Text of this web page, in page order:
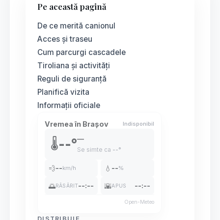
Pe această pagină
De ce merită canionul
Acces și traseu
Cum parcurgi cascadele
Tiroliana și activități
Reguli de siguranță
Planifică vizita
Informații oficiale
Vremea în Brașov Indisponibil
🌡️--°—
Se simte ca --°
💨--km/h 💧 --%
🌅RĂSĂRIT--:-- 🌇APUS --:--
Open-Meteo